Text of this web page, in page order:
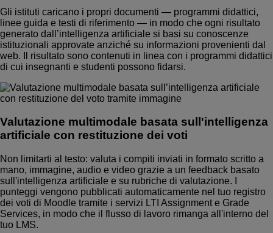
Gli istituti caricano i propri documenti — programmi didattici,
linee guida e testi di riferimento — in modo che ogni risultato
generato dall’intelligenza artificiale si basi su conoscenze
istituzionali approvate anziché su informazioni provenienti dal
web. Il risultato sono contenuti in linea con i programmi didattici
di cui insegnanti e studenti possono fidarsi.
Valutazione multimodale basata sull'intelligenza
artificiale con restituzione dei voti
Non limitarti al testo: valuta i compiti inviati in formato scritto a
mano, immagine, audio e video grazie a un feedback basato
sull'intelligenza artificiale e su rubriche di valutazione. I
punteggi vengono pubblicati automaticamente nel tuo registro
dei voti di Moodle tramite i servizi LTI Assignment e Grade
Services, in modo che il flusso di lavoro rimanga all'interno del
tuo LMS.